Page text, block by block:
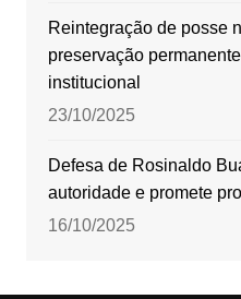
Reintegração de posse
preservação
institucional
23/10/2025
Defesa de Rosinaldo
autoridade e promete
16/10/2025